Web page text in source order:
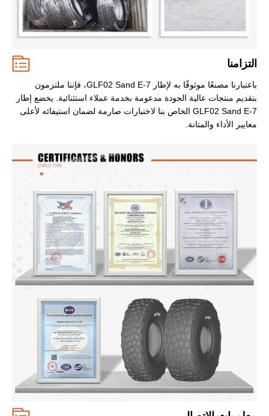
التزامنا
باعتبارنا مصنعًا موثوقًا به لإطار GLF02 Sand E-7، فإننا ملتزمون
بتقديم منتجات عالية الجودة مدعومة بخدمة عملاء استثنائية. يخضع إطار
GLF02 Sand E-7 الخاص بنا لاختبارات صارمة لضمان استيفائه لأعلى
معايير الأداء والمتانة.